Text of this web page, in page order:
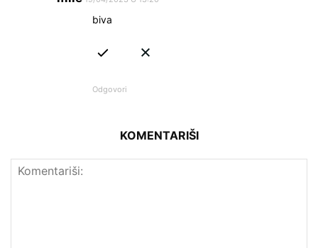
biva
Odgovori
KOMENTARIŠI